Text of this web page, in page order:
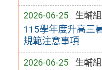
2026-06-25 生輔組
115學年度升高三
規範注意事項
2026-06-25 生輔組